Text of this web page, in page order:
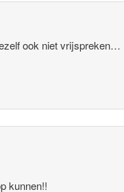
ook niet vrijspreken…
kunnen!!